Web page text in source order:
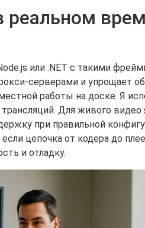
или .NET с такими
серверами и упрощает
работы на доске. Я
Для живого
при правильной
цепочка от кодера до
и отладку.